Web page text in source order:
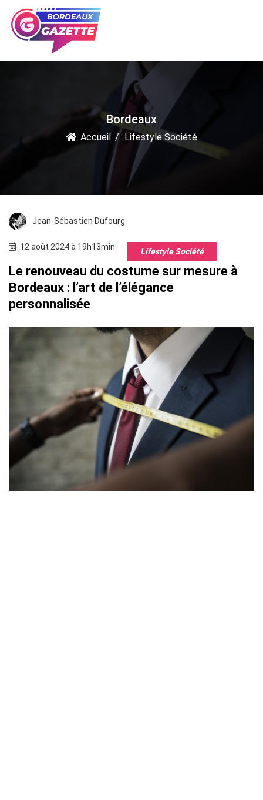
Bordeaux
Accueil Lifestyle Société
Jean-Sébastien Dufourg
12 août 2024 à 19h13min Lifestyle Société
Le renouveau du costume sur mesure à
Bordeaux : l’art de l’élégance
personnalisée